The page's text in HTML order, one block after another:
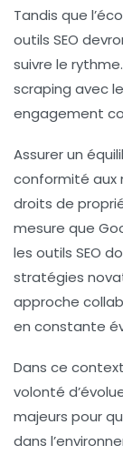
Tandis que
outils SEO
suivre le
scraping avec
engagement
Assurer un
conformité aux
droits de
mesure que
les outils SEO
stratégies
approche
en constante
Dans ce
volonté
majeurs pour
dans